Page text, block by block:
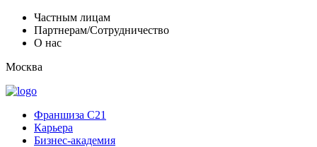
Частным лицам
Партнерам/Сотрудничество
О нас
Москва
Франшиза C21
Карьера
Бизнес-академия